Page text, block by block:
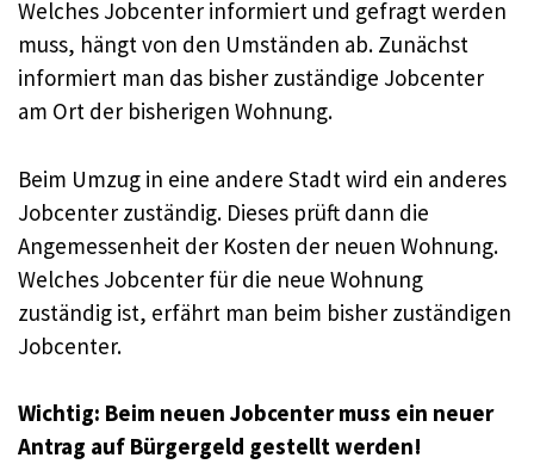
Welches Jobcenter informiert und gefragt werden
muss, hängt von den Umständen ab. Zunächst
informiert man das bisher zuständige Jobcenter
am Ort der bisherigen Wohnung.
Beim Umzug in eine andere Stadt wird ein anderes
Jobcenter zuständig. Dieses prüft dann die
Angemessenheit der Kosten der neuen Wohnung.
Welches Jobcenter für die neue Wohnung
zuständig ist, erfährt man beim bisher zuständigen
Jobcenter.
Wichtig: Beim neuen Jobcenter muss ein neuer
Antrag auf Bürgergeld gestellt werden!